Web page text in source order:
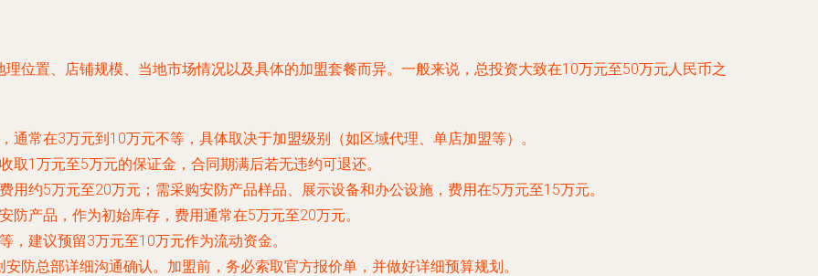
位置、店铺规模、当地市场情况以及具体的加盟套餐而异。一般来说，总投资大致在10万元至50万元人民币之
通常在3万元到10万元不等，具体取决于加盟级别（如区域代理、单店加盟等）。
取1万元至5万元的保证金，合同期满后若无违约可退还。
用约5万元至20万元；需采购安防产品样品、展示设备和办公设施，费用在5万元至15万元。
防产品，作为初始库存，费用通常在5万元至20万元。
，建议预留3万元至10万元作为流动资金。
防总部详细沟通确认。加盟前，务必索取官方报价单，并做好详细预算规划。